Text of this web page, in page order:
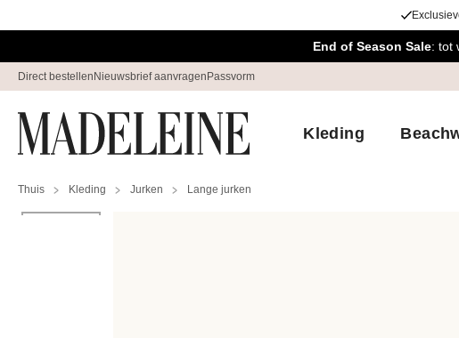
End of Season Sale: tot
Direct bestellen Nieuwsbrief aanvragen Passvorm
Kleding
Thuis Kleding Jurken Lange jurken